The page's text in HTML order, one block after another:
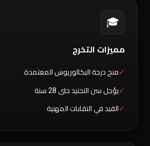
🎓
مميزات التخرج
منح درجة البكالوريوس المعتمدة
يؤجل سن التجنيد حتى 28 سنة
القيد في النقابات المهنية